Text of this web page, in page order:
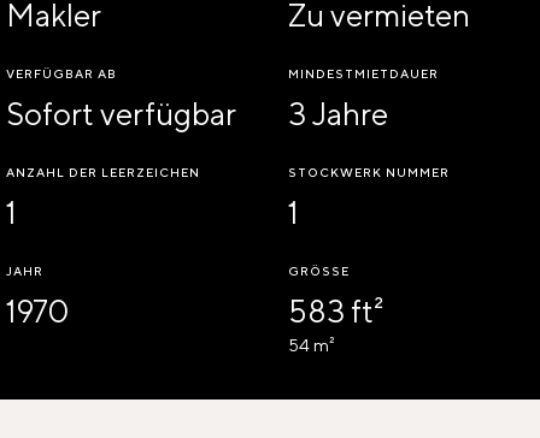
Makler Zu vermieten
VERFÜGBAR AB
Sofort verfügbar
MINDESTMIETDAUER
3 Jahre
ANZAHL DER LEERZEICHEN
1
STOCKWERK NUMMER
1
JAHR
1970
GRÖSSE
583 ft²
54 m²